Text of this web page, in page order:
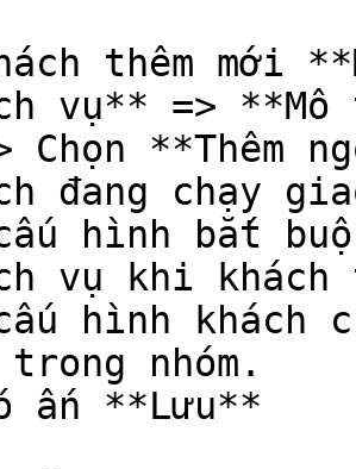
thêm mới
vụ** =>
Chọn **Thêm
đang chạy
hình bắt
vụ khi
hình khách
nhóm.
ấn **Lưu**